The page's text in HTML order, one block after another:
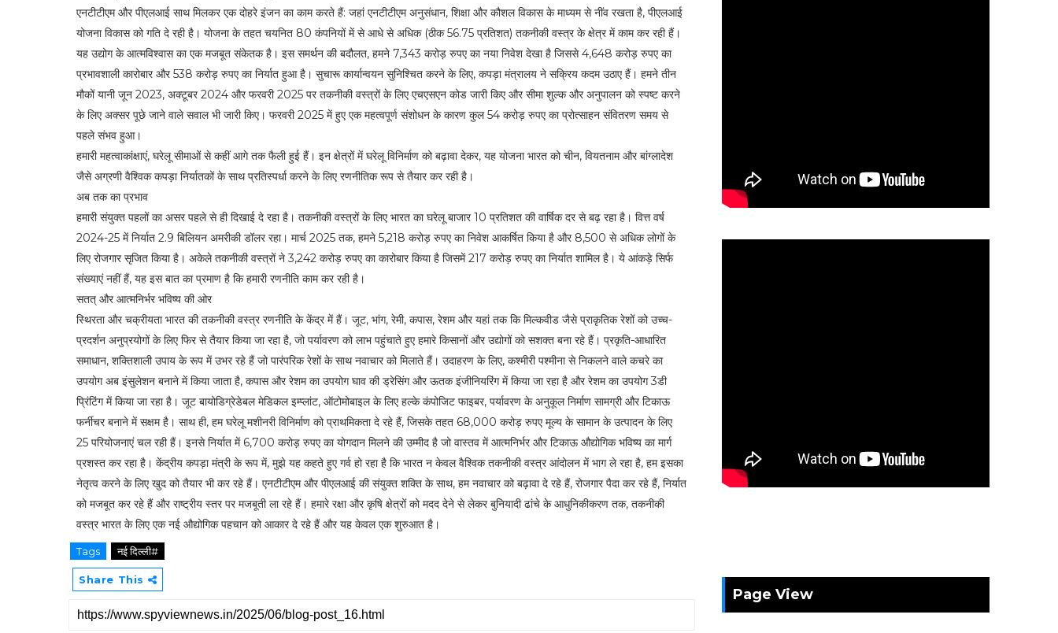
एनटीटीएम और पीएलआई साथ मिलकर एक दोहरे इंजन का काम करते हैं: जहां एनटीटीएम अनुसंधान, शिक्षा और कौशल विकास के माध्यम से नींव रखता है, पीएलआई
योजना विकास को गति दे रही है। योजना के तहत चयनित 80 कंपनियों में से आधे से अधिक (ठीक 56.75 प्रतिशत) तकनीकी वस्त्र के क्षेत्र में काम कर रही हैं।
यह उद्योग के आत्मविश्वास का एक मजबूत संकेतक है। इस समर्थन की बदौलत, हमने 7,343 करोड़ रुपए का नया निवेश देखा है जिससे 4,648 करोड़ रुपए का
प्रभावशाली कारोबार और 538 करोड़ रुपए का निर्यात हुआ है। सुचारू कार्यान्वयन सुनिश्चित करने के लिए, कपड़ा मंत्रालय ने सक्रिय कदम उठाए हैं। हमने तीन
मौकों यानी जून 2023, अक्टूबर 2024 और फरवरी 2025 पर तकनीकी वस्त्रों के लिए एचएसएन कोड जारी किए और सीमा शुल्क और अनुपालन को स्पष्ट करने
के लिए अक्सर पूछे जाने वाले सवाल भी जारी किए। फरवरी 2025 में हुए एक महत्वपूर्ण संशोधन के कारण कुल 54 करोड़ रुपए का प्रोत्साहन संवितरण समय से
पहले संभव हुआ।
हमारी महत्वाकांक्षाएं, घरेलू सीमाओं से कहीं आगे तक फैली हुई हैं। इन क्षेत्रों में घरेलू विनिर्माण को बढ़ावा देकर, यह योजना भारत को चीन, वियतनाम और बांग्लादेश
जैसे अग्रणी वैश्विक कपड़ा निर्यातकों के साथ प्रतिस्पर्धा करने के लिए रणनीतिक रूप से तैयार कर रही है।
अब तक का प्रभाव
हमारी संयुक्त पहलों का असर पहले से ही दिखाई दे रहा है। तकनीकी वस्त्रों के लिए भारत का घरेलू बाजार 10 प्रतिशत की वार्षिक दर से बढ़ रहा है। वित्त वर्ष
2024-25 में निर्यात 2.9 बिलियन अमरीकी डॉलर रहा। मार्च 2025 तक, हमने 5,218 करोड़ रुपए का निवेश आकर्षित किया है और 8,500 से अधिक लोगों के
लिए रोजगार सृजित किया है। अकेले तकनीकी वस्त्रों ने 3,242 करोड़ रुपए का कारोबार किया है जिसमें 217 करोड़ रुपए का निर्यात शामिल है। ये आंकड़े सिर्फ
संख्याएं नहीं हैं, यह इस बात का प्रमाण है कि हमारी रणनीति काम कर रही है।
सतत् और आत्मनिर्भर भविष्य की ओर
स्थिरता और चक्रीयता भारत की तकनीकी वस्त्र रणनीति के केंद्र में हैं। जूट, भांग, रेमी, कपास, रेशम और यहां तक कि मिल्कवीड जैसे प्राकृतिक रेशों को उच्च-
प्रदर्शन अनुप्रयोगों के लिए फिर से तैयार किया जा रहा है, जो पर्यावरण को लाभ पहुंचाते हुए हमारे किसानों और उद्योगों को सशक्त बना रहे हैं। प्रकृति-आधारित
समाधान, शक्तिशाली उपाय के रूप में उभर रहे हैं जो पारंपरिक रेशों के साथ नवाचार को मिलाते हैं। उदाहरण के लिए, कश्मीरी पश्मीना से निकलने वाले कचरे का
उपयोग अब इंसुलेशन बनाने में किया जाता है, कपास और रेशम का उपयोग घाव की ड्रेसिंग और ऊतक इंजीनियरिंग में किया जा रहा है और रेशम का उपयोग 3डी
प्रिंटिंग में किया जा रहा है। जूट बायोडिग्रेडेबल मेडिकल इम्प्लांट, ऑटोमोबाइल के लिए हल्के कंपोजिट फाइबर, पर्यावरण के अनुकूल निर्माण सामग्री और टिकाऊ
फर्नीचर बनाने में सक्षम है। साथ ही, हम घरेलू मशीनरी विनिर्माण को प्राथमिकता दे रहे हैं, जिसके तहत 68,000 करोड़ रुपए मूल्य के सामान के उत्पादन के लिए
25 परियोजनाएं चल रही हैं। इनसे निर्यात में 6,700 करोड़ रुपए का योगदान मिलने की उम्मीद है जो वास्तव में आत्मनिर्भर और टिकाऊ औद्योगिक भविष्य का मार्ग
प्रशस्त कर रहा है। केंद्रीय कपड़ा मंत्री के रूप में, मुझे यह कहते हुए गर्व हो रहा है कि भारत न केवल वैश्विक तकनीकी वस्त्र आंदोलन में भाग ले रहा है, हम इसका
नेतृत्व करने के लिए खुद को तैयार भी कर रहे हैं। एनटीटीएम और पीएलआई की संयुक्त शक्ति के साथ, हम नवाचार को बढ़ावा दे रहे हैं, रोजगार पैदा कर रहे हैं, निर्यात
को मजबूत कर रहे हैं और राष्ट्रीय स्तर पर मजबूती ला रहे हैं। हमारे रक्षा और कृषि क्षेत्रों को मदद देने से लेकर बुनियादी ढांचे के आधुनिकीकरण तक, तकनीकी
वस्त्र भारत के लिए एक नई औद्योगिक पहचान को आकार दे रहे हैं और यह केवल एक शुरुआत है।
Tags नई दिल्ली#
Share This
Page View